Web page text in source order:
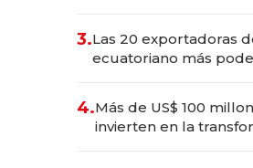
3.Las 20 exportadoras
ecuatoriano más
4.Más de US$ 100
invierten en la